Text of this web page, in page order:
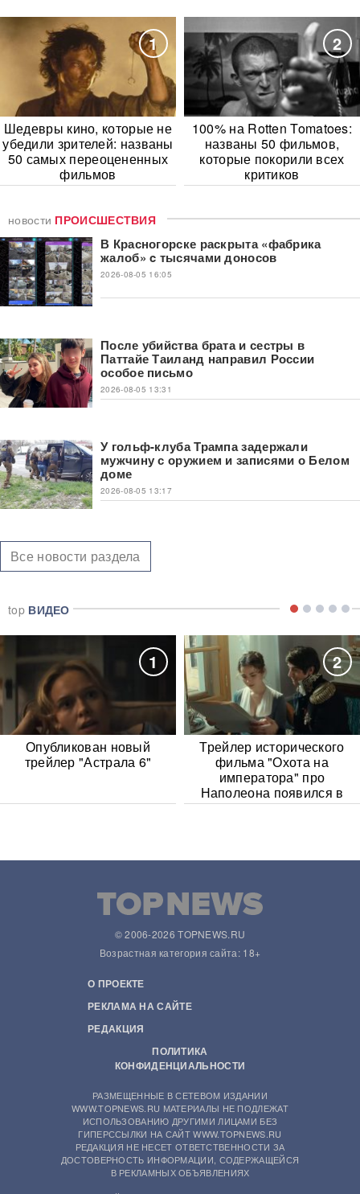
1
Шедевры кино, которые не
убедили зрителей: названы
50 самых переоцененных
фильмов
2
100% на Rotten Tomatoes:
названы 50 фильмов,
которые покорили всех
критиков
новости ПРОИСШЕСТВИЯ
В Красногорске раскрыта «фабрика
жалоб» c тысячами доносов
2026-08-05 16:05
После убийства брата и сестры в
Паттайе Таиланд направил России
особое письмо
2026-08-05 13:31
У гольф-клуба Трампа задержали
мужчину с оружием и записями о Белом
доме
2026-08-05 13:17
Все новости раздела
top ВИДЕО
1
Опубликован новый
трейлер "Астрала 6"
2
Трейлер исторического
фильма "Охота на
императора" про
Наполеона появился в
Сети
© 2006-2026 TOPNEWS.RU
Возрастная категория сайта: 18+
О ПРОЕКТЕ
РЕКЛАМА НА САЙТЕ
РЕДАКЦИЯ
ПОЛИТИКА
КОНФИДЕНЦИАЛЬНОСТИ
РАЗМЕЩЕННЫЕ В СЕТЕВОМ ИЗДАНИИ
WWW.TOPNEWS.RU МАТЕРИАЛЫ НЕ ПОДЛЕЖАТ
ИСПОЛЬЗОВАНИЮ ДРУГИМИ ЛИЦАМИ БЕЗ
ГИПЕРССЫЛКИ НА САЙТ WWW.TOPNEWS.RU
РЕДАКЦИЯ НЕ НЕСЕТ ОТВЕТСТВЕННОСТИ ЗА
ДОСТОВЕРНОСТЬ ИНФОРМАЦИИ, СОДЕРЖАЩЕЙСЯ
В РЕКЛАМНЫХ ОБЪЯВЛЕНИЯХ